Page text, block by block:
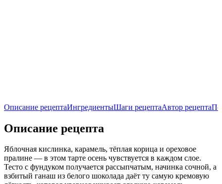
Описание рецептаИнгредиентыШаги рецептаАвтор рецепта
Описание рецепта
Яблочная кислинка, карамель, тёплая корица и ореховое
пралине — в этом тарте осень чувствуется в каждом слое.
Тесто с фундуком получается рассыпчатым, начинка сочной, а
взбитый ганаш из белого шоколада даёт ту самую кремовую